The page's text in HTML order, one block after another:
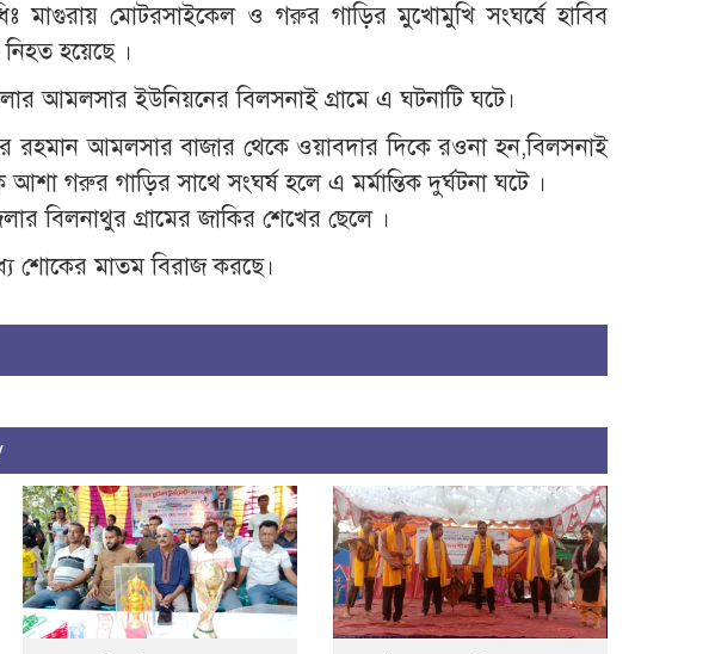
মাগুরায় মোটরসাইকেল ও গরুর গাড়ির মুখোমুখি সংঘর্ষে হাবিব
হয়েছে ।
আমলসার ইউনিয়নের বিলসনাই গ্রামে এ ঘটনাটি ঘটে।
রহমান আমলসার বাজার থেকে ওয়াবদার দিকে রওনা হন,বিলসনাই
গরুর গাড়ির সাথে সংঘর্ষ হলে এ মর্মান্তিক দুর্ঘটনা ঘটে ।
বিলনাথুর গ্রামের জাকির শেখের ছেলে ।
শোকের মাতম বিরাজ করছে।